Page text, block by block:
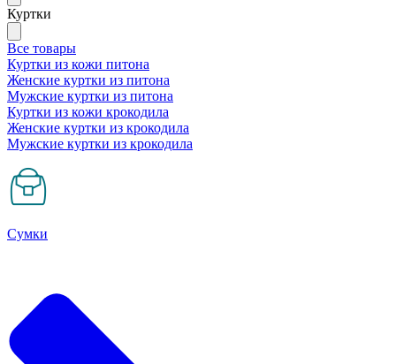
Куртки
Все товары
Куртки из кожи питона
Женские куртки из питона
Мужские куртки из питона
Куртки из кожи крокодила
Женские куртки из крокодила
Мужские куртки из крокодила
Сумки